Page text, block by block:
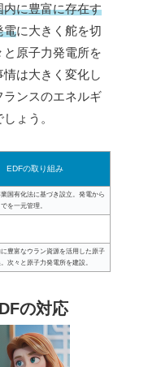
内に豊富に存在す
電に大きく舵を切
原子力発電所を
は大きく変化し
ランスのエネルギ
ょう。
EDFの取り組み
国有化法に基づき設立。発電から
を一元管理。
豊富なウラン資源を活用した原子
次々と原子力発電所を建設。
の対応